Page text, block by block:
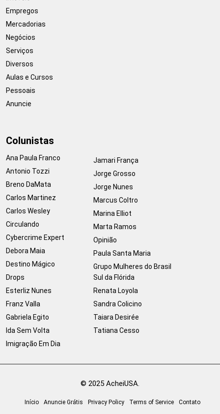
Empregos
Mercadorias
Negócios
Serviços
Diversos
Aulas e Cursos
Pessoais
Anuncie
Colunistas
Ana Paula Franco
Antonio Tozzi
Breno DaMata
Carlos Martinez
Carlos Wesley
Circulando
Cybercrime Expert
Debora Maia
Destino Mágico
Drops
Esterliz Nunes
Franz Valla
Gabriela Egito
Ida Sem Volta
Imigração Em Dia
Jamari França
Jorge Grosso
Jorge Nunes
Marcus Coltro
Marina Elliot
Marta Ramos
Opinião
Paula Santa Maria
Grupo Mulheres do Brasil
Sul da Flórida
Renata Loyola
Sandra Colicino
Taiara Desirée
Tatiana Cesso
© 2025 AcheiUSA.
Início Anuncie Grátis Privacy Policy Terms of Service Contato